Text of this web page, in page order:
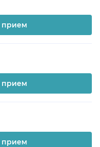
прием
прием
прием